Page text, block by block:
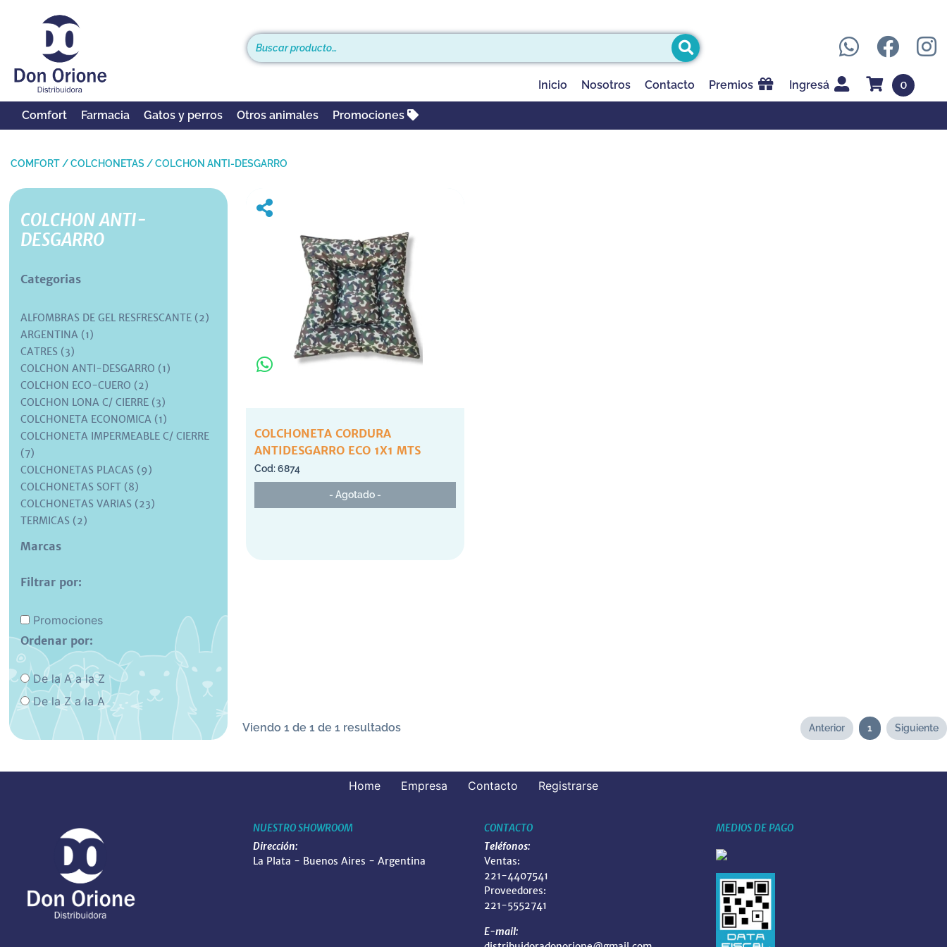
Inicio Nosotros Contacto Premios Ingresá 0
Comfort Farmacia Gatos y perros Otros animales Promociones
COMFORT /COLCHONETAS /COLCHON ANTI-DESGARRO
COLCHON ANTI-
DESGARRO
Categorias
ALFOMBRAS DE GEL RESFRESCANTE (2)
ARGENTINA (1)
CATRES (3)
COLCHON ANTI-DESGARRO (1)
COLCHON ECO-CUERO (2)
COLCHON LONA C/ CIERRE (3)
COLCHONETA ECONOMICA (1)
COLCHONETA IMPERMEABLE C/ CIERRE
(7)
COLCHONETAS PLACAS (9)
COLCHONETAS SOFT (8)
COLCHONETAS VARIAS (23)
TERMICAS (2)
Marcas
Filtrar por:
Promociones
Ordenar por:
De la A a la Z
De la Z a la A
COLCHONETA CORDURA
ANTIDESGARRO ECO 1X1 MTS
6874
- Agotado -
Viendo 1 de 1 de 1 resultados Anterior 1 Siguiente
Home Empresa Contacto Registrarse
NUESTRO SHOWROOM
Dirección:
La Plata - Buenos Aires - Argentina
CONTACTO
Teléfonos:
Ventas:
221-4407541
Proveedores:
221-5552741
E-mail:
MEDIOS DE PAGO